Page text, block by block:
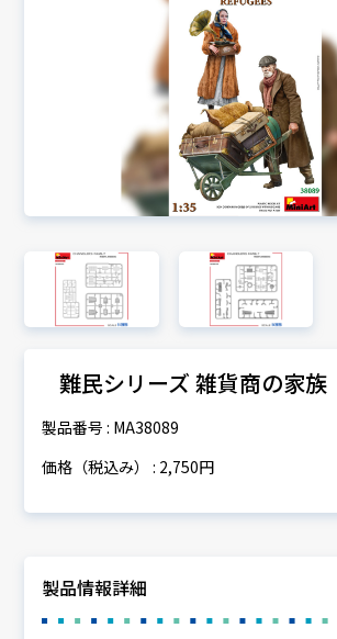
難民シリーズ 雑貨商の家族
製品番号 : MA38089
価格（税込み） : 2,750円
製品情報詳細